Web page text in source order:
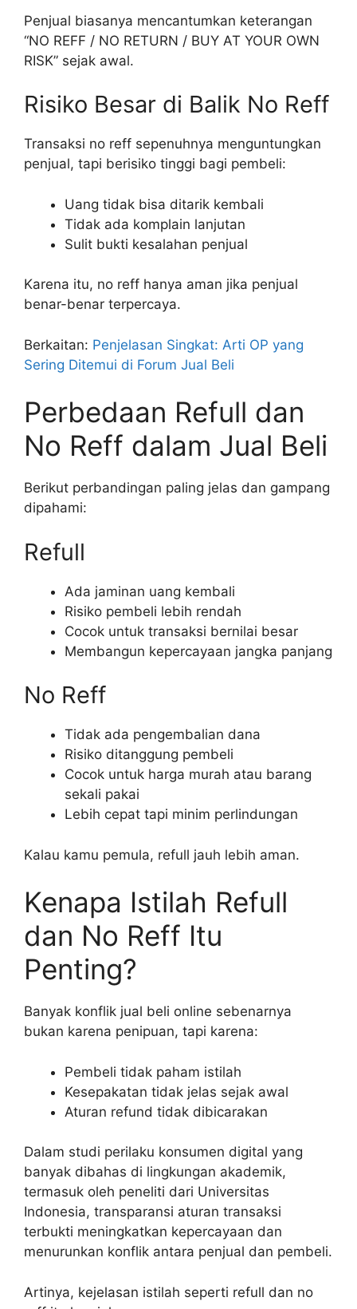
Penjual biasanya mencantumkan keterangan
“NO REFF / NO RETURN / BUY AT YOUR OWN
RISK” sejak awal.
Risiko Besar di Balik No Reff
Transaksi no reff sepenuhnya menguntungkan
penjual, tapi berisiko tinggi bagi pembeli:
Uang tidak bisa ditarik kembali
Tidak ada komplain lanjutan
Sulit bukti kesalahan penjual
Karena itu, no reff hanya aman jika penjual
benar-benar terpercaya.
Berkaitan: Penjelasan Singkat: Arti OP yang
Sering Ditemui di Forum Jual Beli
Perbedaan Refull dan
No Reff dalam Jual Beli
Berikut perbandingan paling jelas dan gampang
dipahami:
Refull
Ada jaminan uang kembali
Risiko pembeli lebih rendah
Cocok untuk transaksi bernilai besar
Membangun kepercayaan jangka panjang
No Reff
Tidak ada pengembalian dana
Risiko ditanggung pembeli
Cocok untuk harga murah atau barang
sekali pakai
Lebih cepat tapi minim perlindungan
Kalau kamu pemula, refull jauh lebih aman.
Kenapa Istilah Refull
dan No Reff Itu
Penting?
Banyak konflik jual beli online sebenarnya
bukan karena penipuan, tapi karena:
Pembeli tidak paham istilah
Kesepakatan tidak jelas sejak awal
Aturan refund tidak dibicarakan
Dalam studi perilaku konsumen digital yang
banyak dibahas di lingkungan akademik,
termasuk oleh peneliti dari Universitas
Indonesia, transparansi aturan transaksi
terbukti meningkatkan kepercayaan dan
menurunkan konflik antara penjual dan pembeli.
Artinya, kejelasan istilah seperti refull dan no